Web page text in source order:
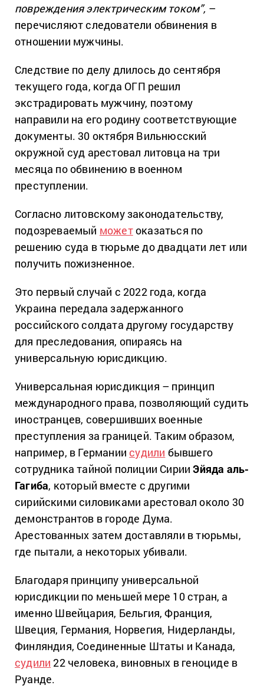
повреждения электрическим током”, –
перечисляют следователи обвинения в
отношении мужчины.
Следствие по делу длилось до сентября
текущего года, когда ОГП решил
экстрадировать мужчину, поэтому
направили на его родину соответствующие
документы. 30 октября Вильнюсский
окружной суд арестовал литовца на три
месяца по обвинению в военном
преступлении.
Согласно литовскому законодательству,
подозреваемый можетоказаться по
решению суда в тюрьме до двадцати лет или
получить пожизненное.
Это первый случай с 2022 года, когда
Украина передала задержанного
российского солдата другому государству
для преследования, опираясь на
универсальную юрисдикцию.
Универсальная юрисдикция – принцип
международного права, позволяющий судить
иностранцев, совершивших военные
преступления за границей. Таким образом,
например, в Германии судили бывшего
сотрудника тайной полиции Сирии Эйяда аль-
Гагиба, который вместе с другими
сирийскими силовиками арестовал около 30
демонстрантов в городе Дума.
Арестованных затем доставляли в тюрьмы,
где пытали, а некоторых убивали.
Благодаря принципу универсальной
юрисдикции по меньшей мере 10 стран, а
именно Швейцария, Бельгия, Франция,
Швеция, Германия, Норвегия, Нидерланды,
Финляндия, Соединенные Штаты и Канада,
судили 22 человека, виновных в геноциде в
Руанде.